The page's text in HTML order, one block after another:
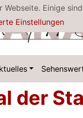
Einige
Einstellungen
der